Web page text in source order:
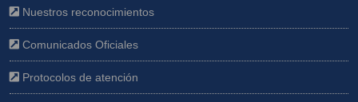
Nuestros reconocimientos
Comunicados Oficiales
Protocolos de atención